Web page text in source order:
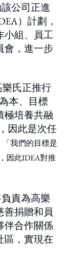
公司正進
）計劃，
小組、員工
會，進一步
氏正推行
本、目標
極培養共融
因此是次任
我們的目標是
因此IDEA對推
責為高樂
善捐贈和員
伴合作關係
區，實現在